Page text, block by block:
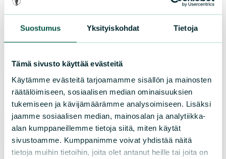
Suostumus Yksityiskohdat Tietoja
Tämä sivusto käyttää evästeitä
Käytämme evästeitä tarjoamamme sisällön ja mainosten
räätälöimiseen, sosiaalisen median ominaisuuksien
tukemiseen ja kävijämäärämme analysoimiseen. Lisäksi
jaamme sosiaalisen median, mainosalan ja analytiikka-
alan kumppaneillemme tietoja siitä, miten käytät
sivustoamme. Kumppanimme voivat yhdistää näitä
tietoja muihin tietoihin, joita olet antanut heille tai joita on
Tule vapaaehtoiseksi
LIITY JÄSENEKSI
Suomen luonnonsuojeluliiton
piirit